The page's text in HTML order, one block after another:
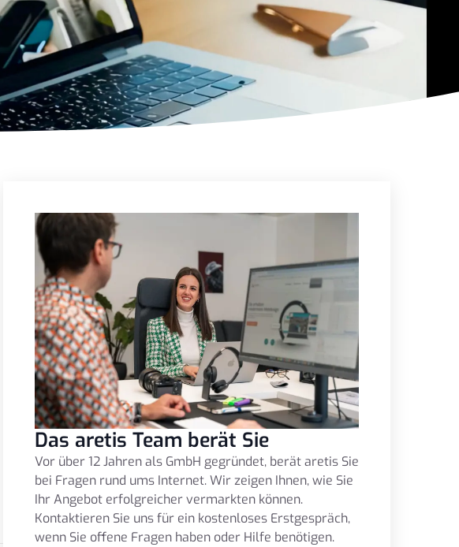
Das aretis Team berät Sie
Vor über 12 Jahren als GmbH gegründet, berät aretis Sie
bei Fragen rund ums Internet. Wir zeigen Ihnen, wie Sie
Ihr Angebot erfolgreicher vermarkten können.
Kontaktieren Sie uns für ein kostenloses Erstgespräch,
wenn Sie offene Fragen haben oder Hilfe benötigen.